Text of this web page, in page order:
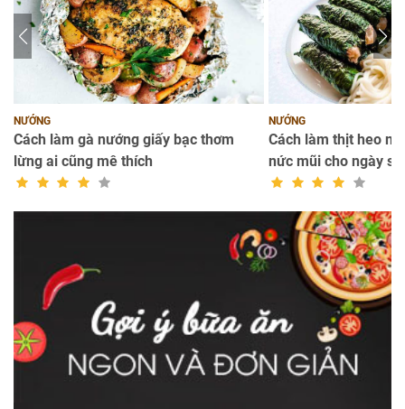
NƯỚNG
Cách làm gà nướng giấy bạc thơm
lừng ai cũng mê thích
NƯỚNG
Cách làm thịt heo
nức mũi cho ngày